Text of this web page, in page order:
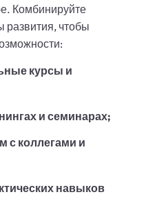
Комбинируйте
развития, чтобы
курсы и
и семинарах;
с коллегами и
навыков